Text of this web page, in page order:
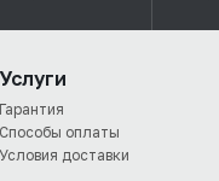
Услуги
Гарантия
Способы оплаты
Условия доставки